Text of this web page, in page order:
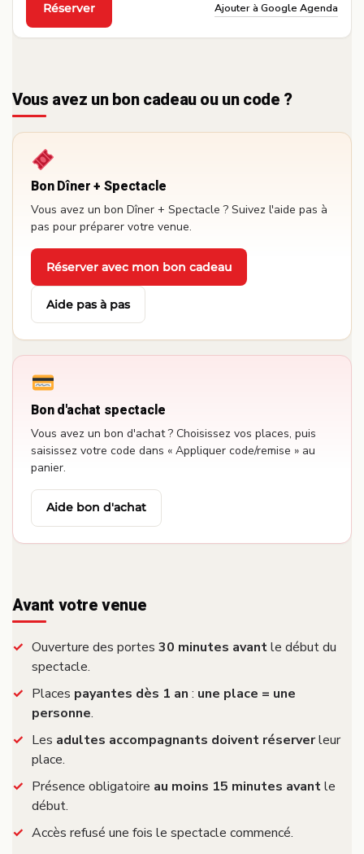
Réserver
·
Ajouter à Google Agenda
Vous avez un bon cadeau ou un code ?
Bon Dîner + Spectacle
Vous avez un bon Dîner + Spectacle ? Suivez l'aide pas à
pas pour préparer votre venue.
Réserver avec mon bon cadeau
· Aide pas à pas
Bon d'achat spectacle
Vous avez un bon d'achat ? Choisissez vos places, puis
saisissez votre code dans « Appliquer code/remise » au
panier.
Aide bon d'achat
Avant votre venue
Ouverture des portes 30 minutes avantle début du
spectacle.
Places payantes dès 1 an : une place = une
personne.
Les adultes accompagnants doivent réserverleur
place.
Présence obligatoire au moins 15 minutes avantle
début.
Accès refusé une fois le spectacle commencé.